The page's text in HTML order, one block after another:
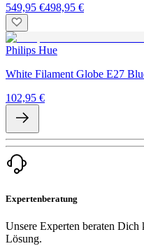
549,95 €498,95 €
Philips Hue
White Filament Globe E27
102,95 €
Expertenberatung
Unsere Experten beraten
Lösung.